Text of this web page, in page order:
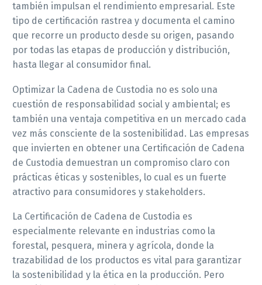
también impulsan el rendimiento empresarial. Este
tipo de certificación rastrea y documenta el camino
que recorre un producto desde su origen, pasando
por todas las etapas de producción y distribución,
hasta llegar al consumidor final.
Optimizar la Cadena de Custodia no es solo una
cuestión de responsabilidad social y ambiental; es
también una ventaja competitiva en un mercado cada
vez más consciente de la sostenibilidad. Las empresas
que invierten en obtener una Certificación de Cadena
de Custodia demuestran un compromiso claro con
prácticas éticas y sostenibles, lo cual es un fuerte
atractivo para consumidores y stakeholders.
La Certificación de Cadena de Custodia es
especialmente relevante en industrias como la
forestal, pesquera, minera y agrícola, donde la
trazabilidad de los productos es vital para garantizar
la sostenibilidad y la ética en la producción. Pero